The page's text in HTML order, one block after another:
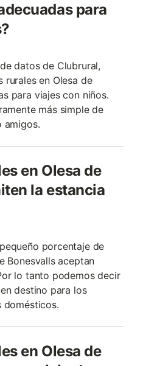
para
datos de Clubrural,
rurales en Olesa de
para viajes con niños.
más simple de
amigos.
en Olesa de
la estancia
porcentaje de
Bonesvalls aceptan
lo tanto podemos decir
destino para los
domésticos.
en Olesa de